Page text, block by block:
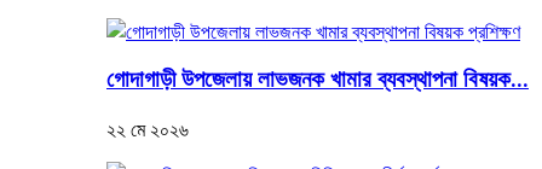
গোদাগাড়ী উপজেলায় লাভজনক খামার ব্যবস্থাপনা বিষয়ক...
২২ মে ২০২৬